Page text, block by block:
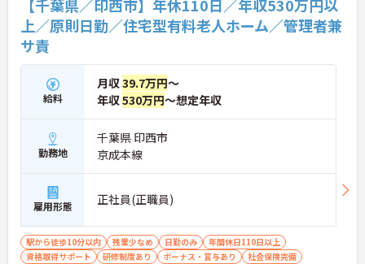
おすすめの求人となっております。
★おすすめPOINT★
【安定した高収入と充実の福利厚生】
・想定年収530万円以上と高い給与水準に加えて業
績による決算賞与の支給があります
・確定給付企業年金への加入や勤続3年以上の退職
金制度など将来に向けた備えができます
・会員制リゾート施設の利用や医療費の付加給付な
ど嬉しい待遇が揃っております
度と少なめであります
・年間休日110日のほかご自身の誕生月に1日取得で
きる誕生日休暇があります ・産休育休や子どもの看
護休暇などライフステージの変化に合わせて柔軟に
お休みできます
【千葉県／印西市】年休110日／年収530万円以
上／原則日勤／住宅型有料老人ホーム／管理者兼
サ責
給料
月収39.7万円～
年収530万円～想定年収
勤務地
千葉県 印西市
京成本線
雇用形態 正社員(正職員)
駅から徒歩10分以内 残業少なめ 日勤のみ
年間休日110日以上
資格取得サポート
研修制度あり ボーナス・賞与あり
社会保険完備